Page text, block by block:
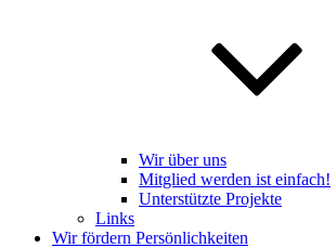
Wir über uns
Mitglied werden ist einfach!
Unterstützte Projekte
Links
Wir fördern Persönlichkeiten